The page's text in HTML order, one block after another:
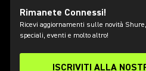
Rimanete Connessi!
Ricevi aggiornamenti sulle novità
speciali, eventi e molto altro!
ISCRIVITI ALLA